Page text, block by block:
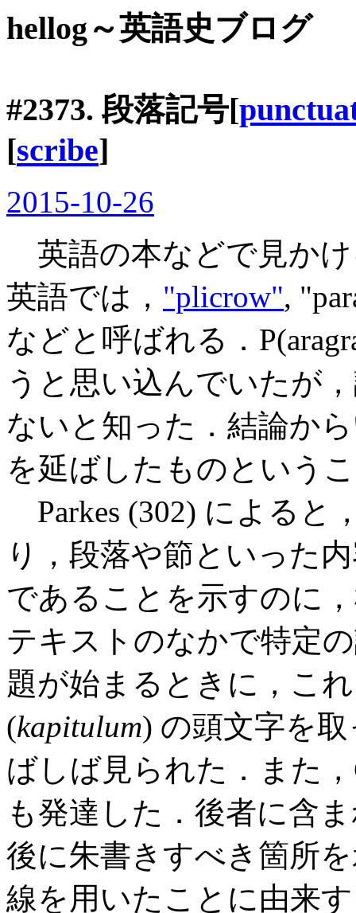
hellog～英語史ブログ
#2373. 段落記号[
[scribe]
2015-10-26
英語の本などで見か
英語では， "plicrow",
などと呼ばれる．
うと思い込んでいたが
ないと知った．結論か
を延ばしたものという
Parkes (302) によると
り，段落や節といった
であることを示すのに
テキストのなかで特定
題が始まるときに，こ
(kapitulum) の頭文字を
ばしば見られた．また
も発達した．後者に含
後に朱書きすべき箇所
線を用いたことに由来